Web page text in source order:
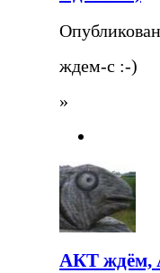
ждем-с :-)
»
АКТ ждём,